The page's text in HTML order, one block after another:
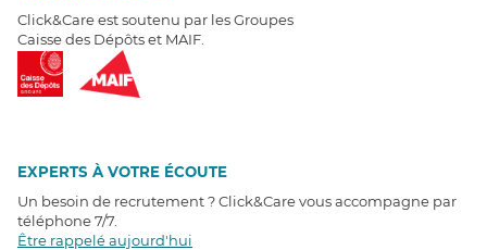
Click&Care est soutenu par les Groupes
Caisse des Dépôts et MAIF.
EXPERTS À VOTRE ÉCOUTE
Un besoin de recrutement ? Click&Care vous accompagne par
téléphone 7/7
Être rappelé aujourd'hui